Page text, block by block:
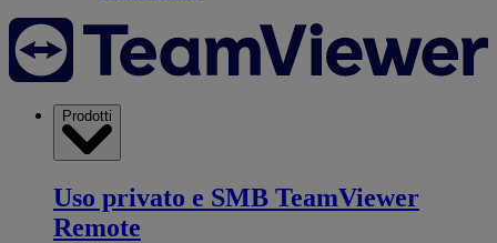
Prodotti
Uso privato e SMB TeamViewer
Remote